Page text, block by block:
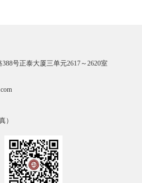
号正泰大厦三单元2617～2620室
）